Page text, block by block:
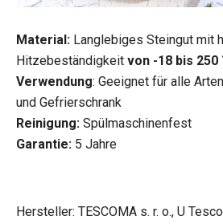
Material: Langlebiges Steingut mit
Hitzebeständigkeit von -18 bis 250
Verwendung: Geeignet für alle
und Gefrierschrank
Reinigung: Spülmaschinenfest
Garantie: 5 Jahre
Hersteller: TESCOMA s. r. o., U